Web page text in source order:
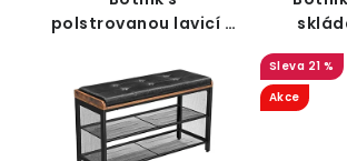
polstrovanou lavicí a
21 %
Akce